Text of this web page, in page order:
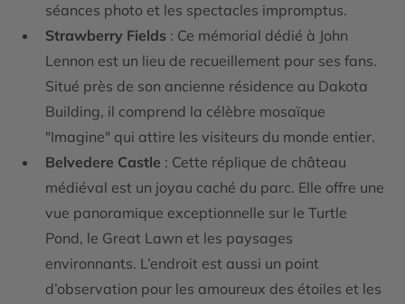
séances photo et les spectacles impromptus.
Strawberry Fields : Ce mémorial dédié à John
Lennon est un lieu de recueillement pour ses fans.
Situé près de son ancienne résidence au Dakota
Building, il comprend la célèbre mosaïque
"Imagine" qui attire les visiteurs du monde entier.
Belvedere Castle : Cette réplique de château
médiéval est un joyau caché du parc. Elle offre une
vue panoramique exceptionnelle sur le Turtle
Pond, le Great Lawn et les paysages
environnants. L’endroit est aussi un point
d’observation pour les amoureux des étoiles et les